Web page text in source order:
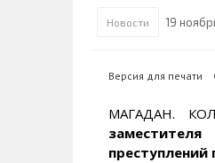
Туристическик
Сельское
Новости 19
Версия для печати
МАГАДАН.
преступлений